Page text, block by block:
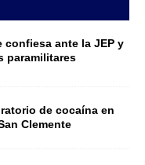
confiesa ante la JEP y
paramilitares
de cocaína en
Clemente